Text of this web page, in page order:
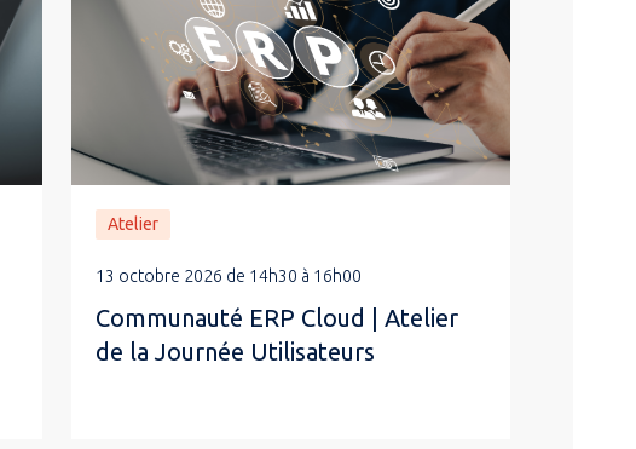
Atelier
13 octobre 2026 de 14h30 à 16h00
Communauté ERP Cloud | Atelier
de la Journée Utilisateurs